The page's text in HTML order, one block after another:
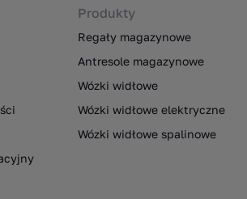
Produkty
Regały magazynowe
Antresole magazynowe
Wózki widłowe
Wózki widłowe elektryczne
Wózki widłowe spalinowe